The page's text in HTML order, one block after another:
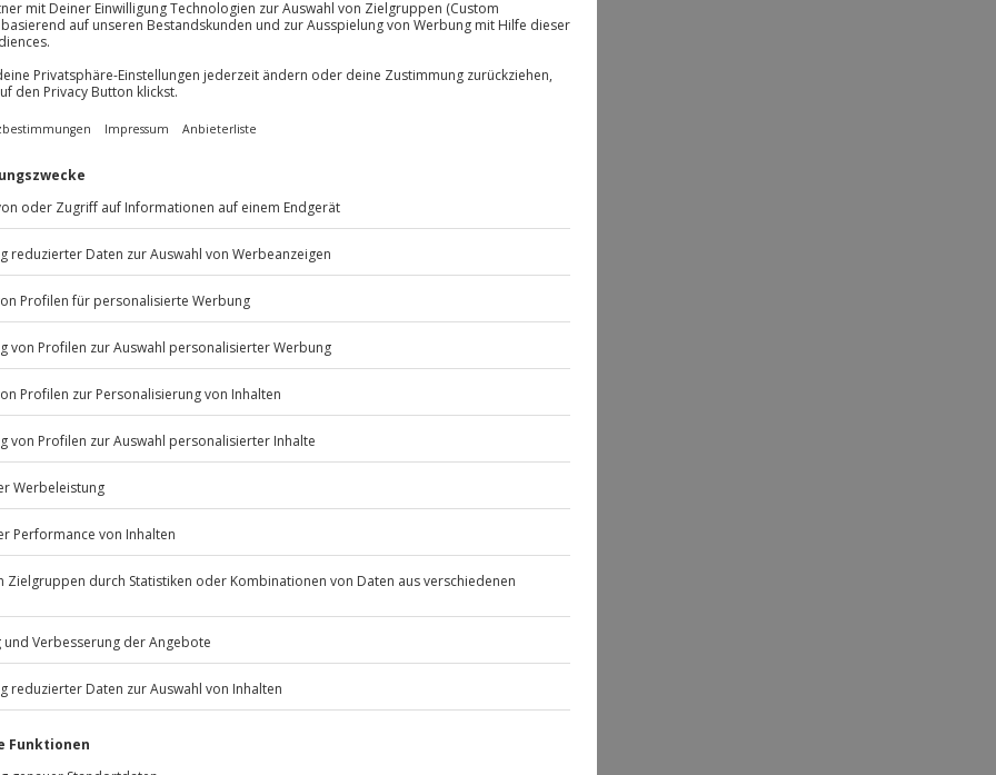
Am Morgen startet ihr mit
Tag und genießt den Duft von
eine Nespresso-
kleine Kaffeepause
entspannt und mit
eurem Tempo und freut euch
euch bereit und nehmt
anfallen (die Kosten sind vor
Kühlschrank,
Uhr
Zusatzkosten vor Ort
Listenansicht
© OpenStreetMaps
Jochen Schweizer
Mühldorfstraße 8
81671 München
außer an bundesweiten